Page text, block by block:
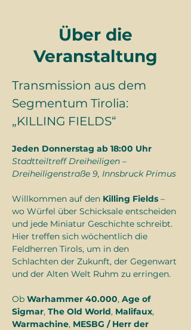
Über die
Veranstaltung
Transmission aus dem
Segmentum Tirolia:
„KILLING FIELDS“
Jeden Donnerstag ab 18:00 Uhr
Stadtteiltreff Dreiheiligen –
Dreiheiligenstraße 9, Innsbruck Primus
Willkommen auf den Killing Fields –
wo Würfel über Schicksale entscheiden
und jede Miniatur Geschichte schreibt.
Hier treffen sich wöchentlich die
Feldherren Tirols, um in den
Schlachten der Zukunft, der Gegenwart
und der Alten Welt Ruhm zu erringen.
Ob Warhammer 40.000, Age of
Sigmar, The Old World, Malifaux,
Warmachine, MESBG / Herr der